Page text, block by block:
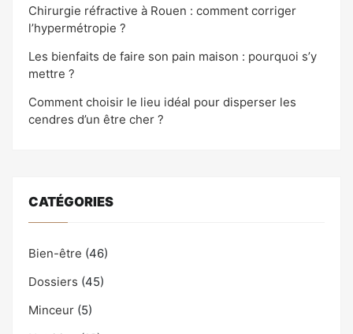
Chirurgie réfractive à Rouen : comment corriger
l’hypermétropie ?
Les bienfaits de faire son pain maison : pourquoi s’y
mettre ?
Comment choisir le lieu idéal pour disperser les
cendres d’un être cher ?
CATÉGORIES
Bien-être (46)
Dossiers (45)
Minceur (5)